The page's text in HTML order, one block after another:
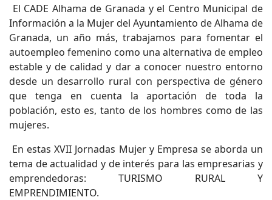
El CADE Alhama de Granada y el Centro Municipal de
Información a la Mujer del Ayuntamiento de Alhama de
Granada, un año más, trabajamos para fomentar el
autoempleo femenino como una alternativa de empleo
estable y de calidad y dar a conocer nuestro entorno
desde un desarrollo rural con perspectiva de género
que tenga en cuenta la aportación de toda la
población, esto es, tanto de los hombres como de las
mujeres.
En estas XVII Jornadas Mujer y Empresa se aborda un
tema de actualidad y de interés para las empresarias y
emprendedoras: TURISMO RURAL Y
EMPRENDIMIENTO.